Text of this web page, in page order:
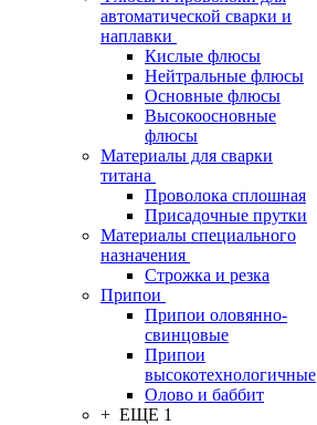
автоматической сварки и
наплавки
Кислые флюсы
Нейтральные флюсы
Основные флюсы
Высокоосновные
флюсы
Материалы для сварки
титана
Проволока сплошная
Присадочные прутки
Материалы специального
назначения
Строжка и резка
Припои
Припои оловянно-
свинцовые
Припои
высокотехнологичные
Олово и баббит
+ ЕЩЕ 1